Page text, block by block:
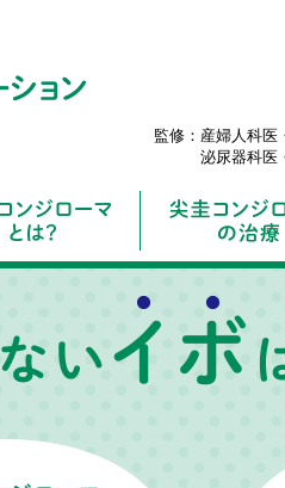
監修： 産婦人科医
泌尿器科医
］
染の実態
病気の
病院へ行こう［
婦人科へ行こう
トナーとのこと
ついて